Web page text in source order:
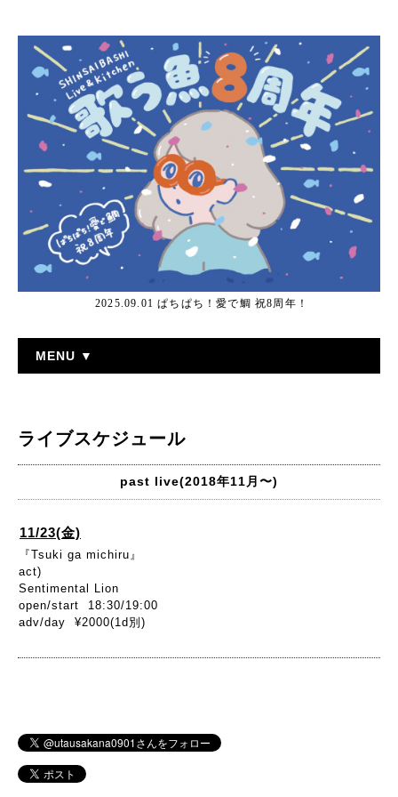
2025.09.01 ぱちぱち！愛で鯛 祝8周年！
MENU ▼
ライブスケジュール
past live(2018年11月〜)
11/23(金)
『Tsuki ga michiru』
act)
Sentimental Lion
open/start 18:30/19:00
adv/day ¥2000(1d別)